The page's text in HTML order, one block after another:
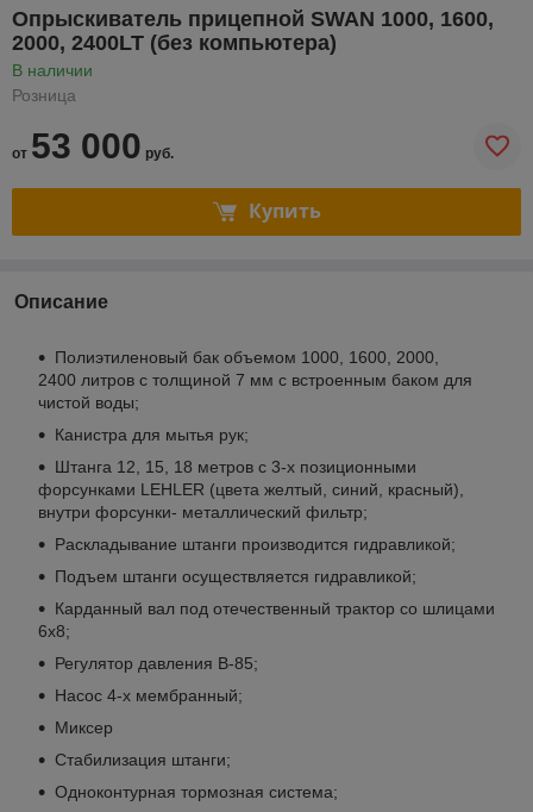
Опрыскиватель прицепной SWAN 1000, 1600,
2000, 2400LT (без компьютера)
В наличии
Розница
от 53 000 руб.
Купить
Описание
Полиэтиленовый бак объемом 1000, 1600, 2000,
2400 литров с толщиной 7 мм с встроенным баком для
чистой воды;
Канистра для мытья рук;
Штанга 12, 15, 18 метров с 3-х позиционными
форсунками LEHLER (цвета желтый, синий, красный),
внутри форсунки- металлический фильтр;
Раскладывание штанги производится гидравликой;
Подъем штанги осуществляется гидравликой;
Карданный вал под отечественный трактор со шлицами
6x8;
Регулятор давления B-85;
Насос 4-х мембранный;
Миксер
Стабилизация штанги;
Одноконтурная тормозная система;